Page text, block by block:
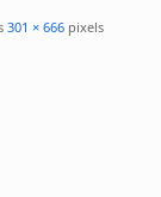
301 × 666 pixels